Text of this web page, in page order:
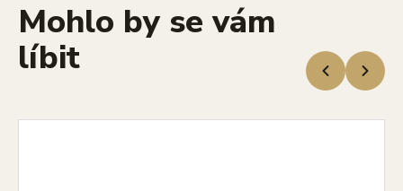
Mohlo by se vám
líbit